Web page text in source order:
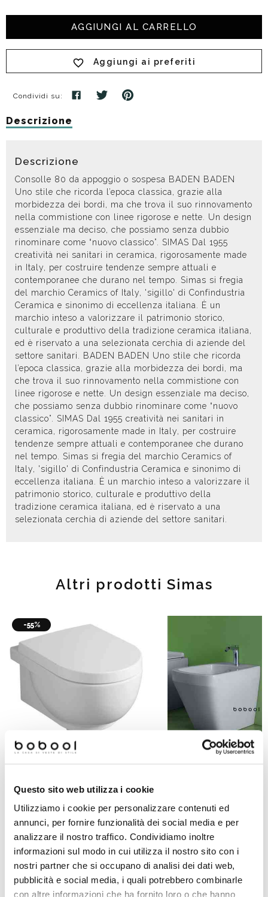
Questo sito web utilizza i cookie
Utilizziamo i cookie per personalizzare contenuti ed
annunci, per fornire funzionalità dei social media e per
analizzare il nostro traffico. Condividiamo inoltre
informazioni sul modo in cui utilizza il nostro sito con i
nostri partner che si occupano di analisi dei dati web,
pubblicità e social media, i quali potrebbero combinarle
con altre informazioni che ha fornito loro o che hanno
AGGIUNGI AL CARRELLO
Aggiungi ai preferiti
Condividi su:
Descrizione
Descrizione
Consolle 80 da appoggio o sospesa BADEN BADEN
Uno stile che ricorda l’epoca classica, grazie alla
morbidezza dei bordi, ma che trova il suo rinnovamento
nella commistione con linee rigorose e nette. Un design
essenziale ma deciso, che possiamo senza dubbio
rinominare come “nuovo classico”. SIMAS Dal 1955
creatività nei sanitari in ceramica, rigorosamente made
in Italy, per costruire tendenze sempre attuali e
contemporanee che durano nel tempo. Simas si fregia
del marchio Ceramics of Italy, 'sigillo' di Confindustria
Ceramica e sinonimo di eccellenza italiana. È un
marchio inteso a valorizzare il patrimonio storico,
culturale e produttivo della tradizione ceramica italiana,
ed è riservato a una selezionata cerchia di aziende del
settore sanitari. BADEN BADEN Uno stile che ricorda
l’epoca classica, grazie alla morbidezza dei bordi, ma
che trova il suo rinnovamento nella commistione con
linee rigorose e nette. Un design essenziale ma deciso,
che possiamo senza dubbio rinominare come “nuovo
classico”. SIMAS Dal 1955 creatività nei sanitari in
ceramica, rigorosamente made in Italy, per costruire
tendenze sempre attuali e contemporanee che durano
nel tempo. Simas si fregia del marchio Ceramics of
Italy, 'sigillo' di Confindustria Ceramica e sinonimo di
eccellenza italiana. È un marchio inteso a valorizzare il
patrimonio storico, culturale e produttivo della
tradizione ceramica italiana, ed è riservato a una
selezionata cerchia di aziende del settore sanitari.
Altri prodotti Simas
-55%
compatto bianco lucido - E-Line,
Simas
€ 379,42 € 169,00 € 825,94 € 538,06
Prodotti simili